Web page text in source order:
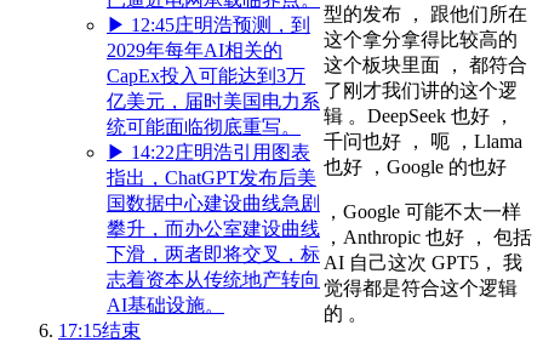
▶ 12:45庄明浩预测，到
2029年每年AI相关的
CapEx投入可能达到3万
亿美元，届时美国电力系
统可能面临彻底重写。
▶ 14:22庄明浩引用图表
指出，ChatGPT发布后美
国数据中心建设曲线急剧
攀升，而办公室建设曲线
下滑，两者即将交叉，标
志着资本从传统地产转向
AI基础设施。
17:15结束
型的发布 ， 跟他们所在
这个拿分拿得比较高的
这个板块里面 ， 都符合
了刚才我们讲的这个逻
辑 。DeepSeek 也好 ，
千问也好 ， 呃 ，Llama
也好 ，Google 的也好
，Google 可能不太一样
，Anthropic 也好 ， 包括
AI 自己这次 GPT5， 我
觉得都是符合这个逻辑
的 。